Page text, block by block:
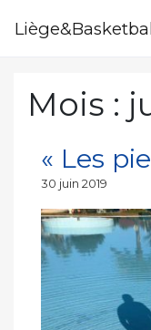
Mois :
« Les
Publié
30 juin 2019